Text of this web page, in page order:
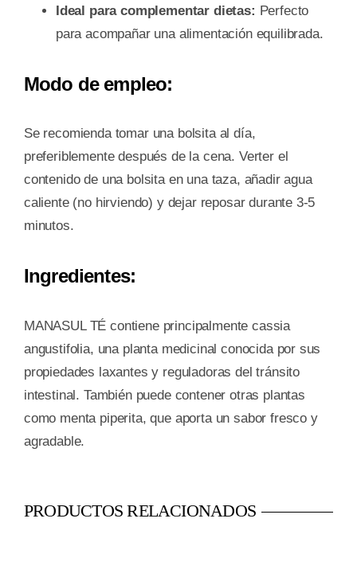
Ideal para complementar dietas: Perfecto
para acompañar una alimentación equilibrada.
Modo de empleo:
Se recomienda tomar una bolsita al día,
preferiblemente después de la cena. Verter el
contenido de una bolsita en una taza, añadir agua
caliente (no hirviendo) y dejar reposar durante 3-5
minutos.
Ingredientes:
MANASUL TÉ contiene principalmente cassia
angustifolia, una planta medicinal conocida por sus
propiedades laxantes y reguladoras del tránsito
intestinal. También puede contener otras plantas
como menta piperita, que aporta un sabor fresco y
agradable.
PRODUCTOS RELACIONADOS